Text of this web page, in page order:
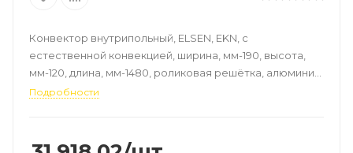
Конвектор внутрипольный, ELSEN, EKN, с
естественной конвекцией, ширина, мм-190, высота,
мм-120, длина, мм-1480, роликовая решётка, алюминий,
цвет-натуральный, рамка-алюминий
Подробности